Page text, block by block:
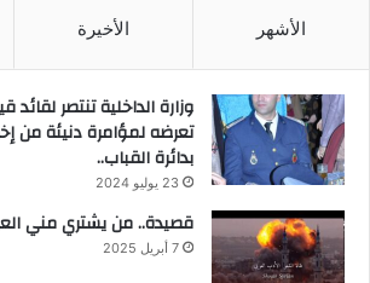
الأشهر الأخيرة
وزارة الداخلية تنتصر لقائد
تعرضه لمؤامرة دنيئة من
بدائرة القباب..
23 يوليو 2024
قصيدة.. من يشتري مني
7 أبريل 2025